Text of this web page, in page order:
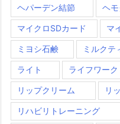
ヘパーデン結節 ヘ
マイクロSDカード マ
ミヨシ石鹸 ミルクテ
ライト ライフワーク
リップクリーム リ
リハビリトレーニング